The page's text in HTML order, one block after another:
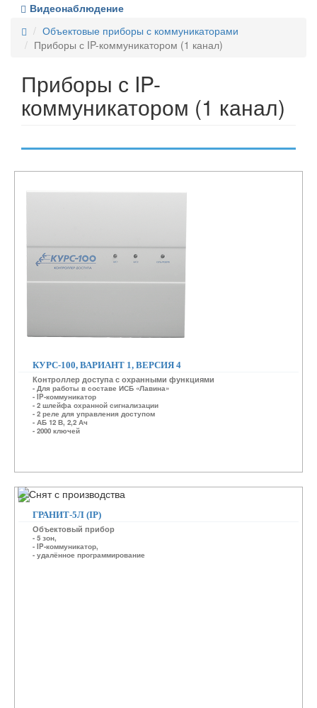
Видеонаблюдение
Объектовые приборы с коммуникаторами
Приборы с IP-коммуникатором (1 канал)
Приборы с IP-
коммуникатором (1 канал)
КУРС-100, ВАРИАНТ 1, ВЕРСИЯ 4
Контроллер доступа с охранными функциями
- Для работы в составе ИСБ «Лавина»
- IP-коммуникатор
- 2 шлейфа охранной сигнализации
- 2 реле для управления доступом
- АБ 12 В, 2,2 Ач
- 2000 ключей
ГРАНИТ-5Л (IP)
Объектовый прибор
- 5 зон,
- IP-коммуникатор,
- удалённое программирование